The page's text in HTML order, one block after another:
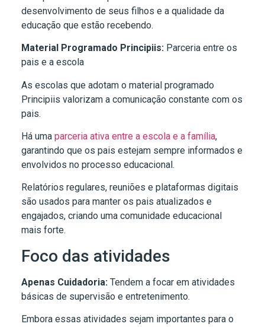
desenvolvimento de seus filhos e a qualidade da
educação que estão recebendo.
Material Programado Principiis: Parceria entre os
pais e a escola
As escolas que adotam o material programado
Principiis valorizam a comunicação constante com os
pais.
Há uma parceria ativa entre a escola e a família,
garantindo que os pais estejam sempre informados e
envolvidos no processo educacional.
Relatórios regulares, reuniões e plataformas digitais
são usados para manter os pais atualizados e
engajados, criando uma comunidade educacional
mais forte.
Foco das atividades
Apenas Cuidadoria: Tendem a focar em atividades
básicas de supervisão e entretenimento.
Embora essas atividades sejam importantes para o